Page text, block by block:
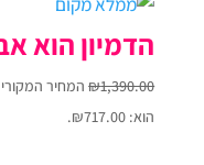
הדמיון הוא
₪1,390.00 המחיר המקורי היה:
הוא: ₪717.00.